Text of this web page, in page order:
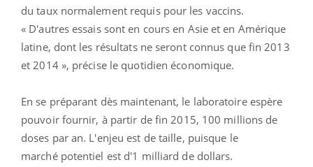
du taux normalement requis pour les vaccins.
« D'autres essais sont en cours en Asie et en Amérique
latine, dont les résultats ne seront connus que fin 2013
et 2014 », précise le quotidien économique.
En se préparant dès maintenant, le laboratoire espère
pouvoir fournir, à partir de fin 2015, 100 millions de
doses par an. L'enjeu est de taille, puisque le
marché potentiel est d'1 milliard de dollars.